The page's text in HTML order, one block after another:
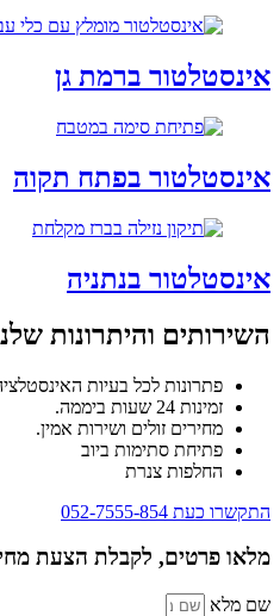
אינסטלטור ברמת גן
אינסטלטור בפתח תקוה
אינסטלטור בנתניה
השירותים והיתרונות
פתרונות לכל בעיות
זמינות 24 שעות ביממה.
מחירים זולים ושירות אמין.
פתיחת סתימות ביוב
החלפות צנרת
התקשרו כעת 052-7555-854
מלאו פרטים, לקבלת הצעת
שם מלא